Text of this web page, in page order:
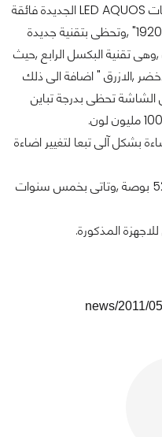
كما تعرض توشيبا اثناء المعرض شاشات LED AQUOS الجديدة فائقة
الدقة ,وتحظى بنقاء صورة تام "1920X1080" ,وتحظى بتقنية جديدة
تقنية البكسل الرابع ,حيث
,الازرق " اضافة الى ذلك
تحظى بدرجة تباين
بشكل آلى تبعا لتغيير اضاءة
وتتوفر الشاشات بمقاسات 40, 46 ,52 بوصة ,وتاتى بخمس سنوات
المذكورة.
news/2011/